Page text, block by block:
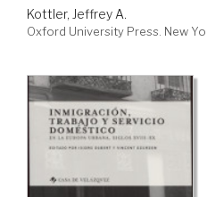
Kottler, Jeffrey A.
Oxford University Press. New